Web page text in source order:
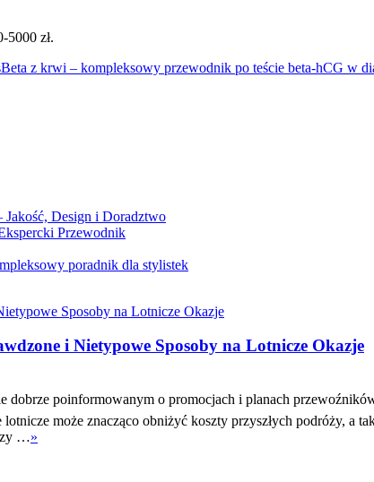
5000 zł.
Beta z krwi – kompleksowy przewodnik po teście beta-hCG w
Design i Doradztwo
Przewodnik
poradnik dla stylistek
i Nietypowe Sposoby na Lotnicze Okazje
poinformowanym o promocjach i planach
może znacząco obniżyć koszty przyszłych podróży, a
…»